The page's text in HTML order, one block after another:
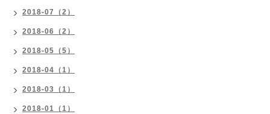
2018-07（2）
2018-06（2）
2018-05（5）
2018-04（1）
2018-03（1）
2018-01（1）